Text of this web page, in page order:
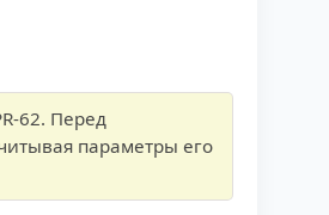
62. Перед
параметры его